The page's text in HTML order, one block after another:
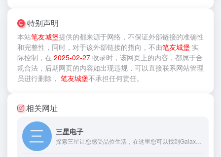
特别声明
本站笔友城堡提供的都来源于网络，不保证外部链接的准确性
和完整性，同时，对于该外部链接的指向，不由笔友城堡 实
际控制，在 2025-02-27 收录时，该网页上的内容，都属于合
规合法，后期网页的内容如出现违规，可以直接联系网站管理
员进行删除， 笔友城堡不承担任何责任。
相关网址
三星电子
探索三星让您感受品位生活，在这里您可以找到Galaxy S25 Ultra , Galaxy S25 | S25+，Galaxy Z Fold6 | Z Flip6，Galaxy Tab S10系列，Galaxy Watch ultra，Galaxy Watch7，三星 W24 | W24 Flip，Galaxy Buds3 Pro，Galaxy Ring等新品，也可以浏览手机、电视、显示器、冰箱、洗衣机等三星官方产品内容，并获得相关产品服务与支持。